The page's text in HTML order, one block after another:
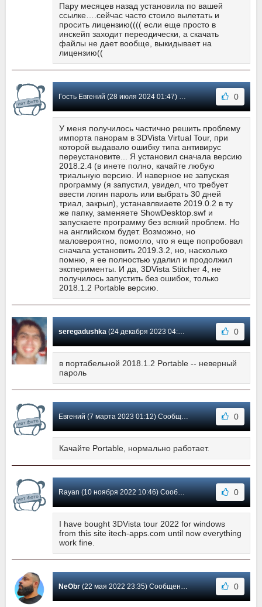
Пару месяцев назад установила по вашей
ссылке….сейчас часто стоило вылетать и
просить лицензию(((( если еще просто в
инскейп заходит переодически, а скачать
файлы не дает вообще, выкидывает на
лицензию((
Гость Евгений (28 июля 2024 01:47) Сообщение #34 0
У меня получилось частично решить проблему
импорта панорам в 3DVista Virtual Tour, при
которой выдавало ошибку типа антивирус
переустановите... Я установил сначала версию
2018.2.4 (в инете полно, качайте любую
триальную версию. И наверное не запуская
программу (я запустил, увидел, что требует
ввести логин пароль или выбрать 30 дней
триал, закрыл), устанавлвиаете 2019.0.2 в ту
же папку, заменяете ShowDesktop.swf и
запускаете программу без всякий проблем. Но
на английском будет. Возможно, но
маловероятно, помогло, что я еще попробовал
сначала установить 2019.3.2, но, насколько
помню, я ее полностью удалил и продолжил
эксперименты. И да, 3DVista Stitcher 4, не
получилось запустить без ошибок, только
2018.1.2 Portable версию.
seregadushka(24 декабря 2023 04:10) Сообщение #33 0
в портабельной 2018.1.2 Portable -- неверный
пароль
Евгений (7 марта 2023 01:12) Сообщение #32 0
Качайте Portable, нормально работает.
Rayan (10 ноября 2022 10:46) Сообщение #31 0
I have bought 3DVista tour 2022 for windows
from this site itech-apps.com until now everything
work fine.
NeObr(22 мая 2022 23:35) Сообщение #30 0